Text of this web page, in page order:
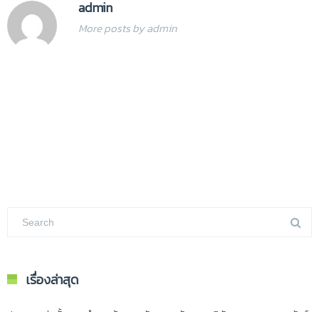
admin
More posts by admin
เรื่องล่าสุด